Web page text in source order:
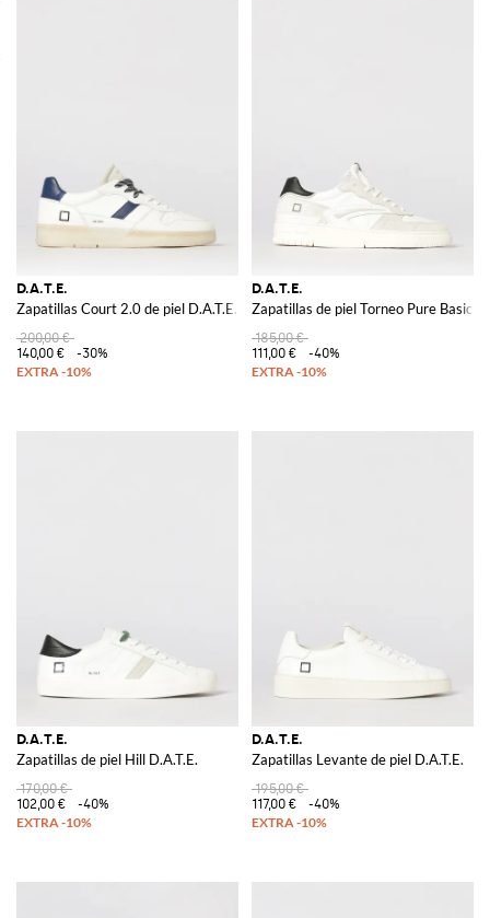
D.A.T.E.
Zapatillas Court 2.0 de piel D.A.T.E.
200,00 €
140,00 €
-30%
D.A.T.E.
Zapatillas de piel Torneo Pure Basic
185,00 €
111,00 €
-40%
D.A.T.E.
Zapatillas de piel Hill D.A.T.E.
170,00 €
102,00 €
-40%
D.A.T.E.
Zapatillas Levante de piel D.A.T.E.
195,00 €
117,00 €
-40%